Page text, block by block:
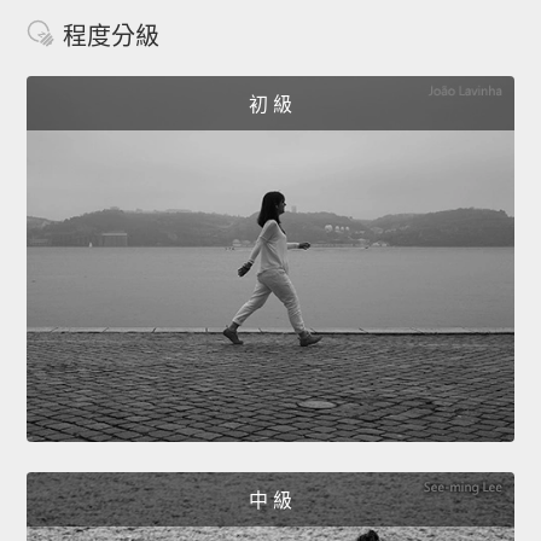
程度分級
初 級
中 級